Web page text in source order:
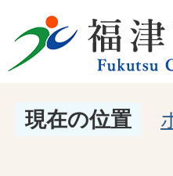
現在の位置